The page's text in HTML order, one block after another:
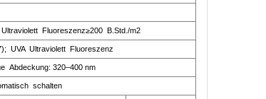
Fluoreszenz≥200 B.Std./m2
UVA Ultraviolett Fluoreszenz
Abdeckung: 320–400 nm
schalten